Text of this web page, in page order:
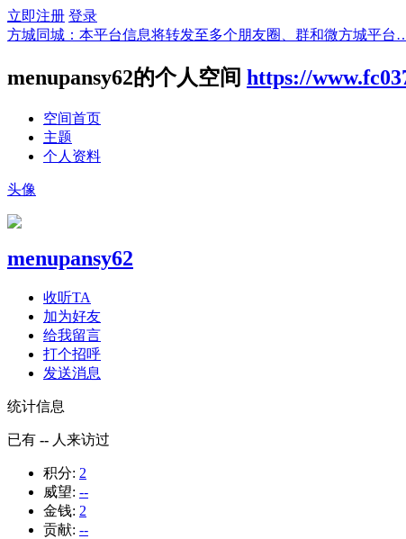
立即注册 登录
方城同城：本平台信息将转发至多个朋友圈、群和微方城平
menupansy62的个人空间 https://
空间首页
主题
个人资料
头像
menupansy62
收听TA
加为好友
给我留言
打个招呼
发送消息
统计信息
已有 -- 人来访过
积分: 2
威望: --
金钱: 2
贡献: --